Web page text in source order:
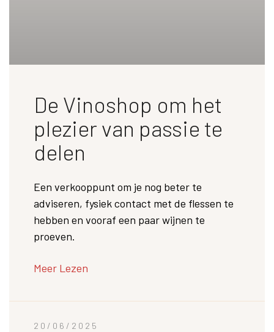
De Vinoshop om het
plezier van passie te
delen
Een verkooppunt om je nog beter te
adviseren, fysiek contact met de flessen te
hebben en vooraf een paar wijnen te
proeven.
Meer Lezen
20/06/2025